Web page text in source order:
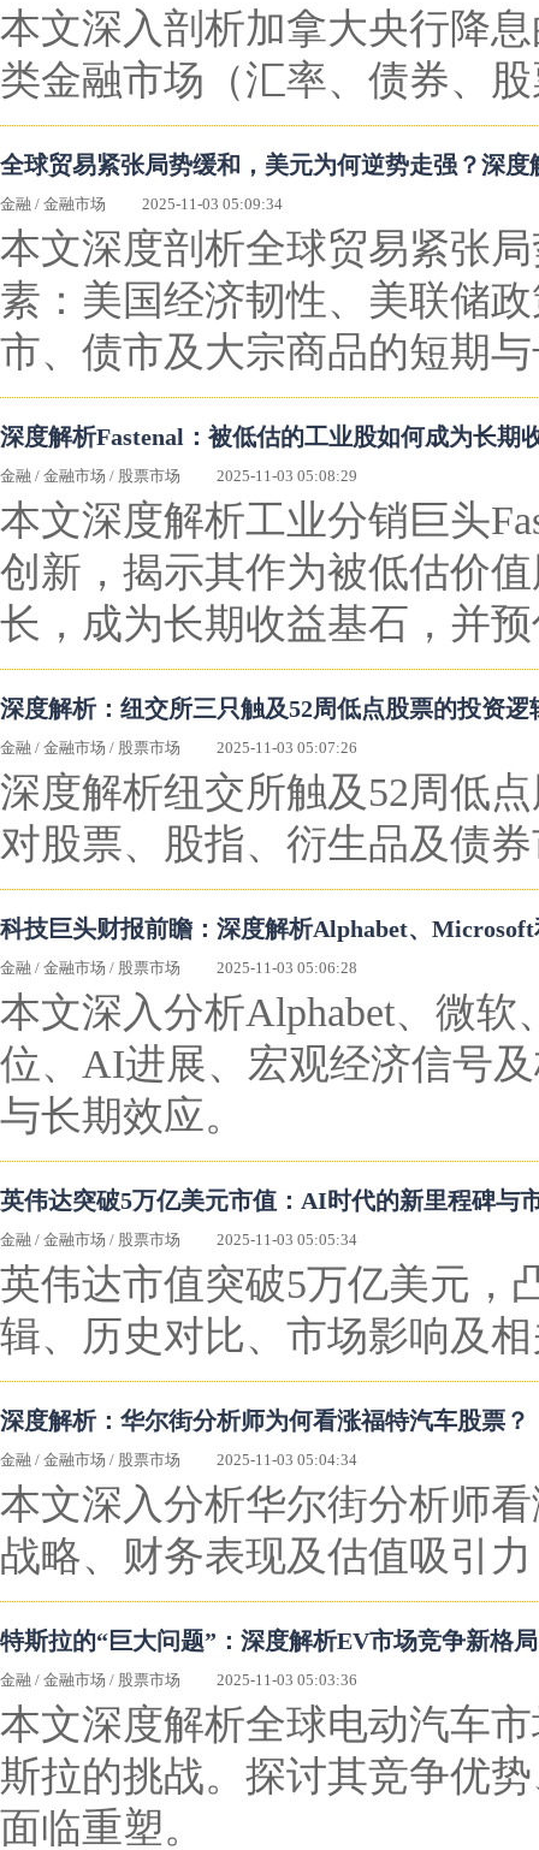
本文深入剖析加拿大央行降
类金融市场（汇率、债券、
全球贸易紧张局势缓和，美元为何逆势走强？深度
金融 / 金融市场 2025-11-03 05:09:34
本文深度剖析全球贸易紧张
素：美国经济韧性、美联储
市、债市及大宗商品的短期
深度解析Fastenal：被低估的工业股如何成为长期
金融 / 金融市场 / 股票市场 2025-11-03 05:08:29
本文深度解析工业分销巨头
创新，揭示其作为被低估价
长，成为长期收益基石，并
深度解析：纽交所三只触及52周低点股票的投资逻
金融 / 金融市场 / 股票市场 2025-11-03 05:07:26
深度解析纽交所触及52周低
对股票、股指、衍生品及债
科技巨头财报前瞻：深度解析Alphabet、
金融 / 金融市场 / 股票市场 2025-11-03 05:06:28
本文深入分析Alphabet、微
位、AI进展、宏观经济信号
与长期效应。
英伟达突破5万亿美元市值：AI时代的新里程碑与
金融 / 金融市场 / 股票市场 2025-11-03 05:05:34
英伟达市值突破5万亿美元，
辑、历史对比、市场影响及
深度解析：华尔街分析师为何看涨福特汽车股票？
金融 / 金融市场 / 股票市场 2025-11-03 05:04:34
本文深入分析华尔街分析师
战略、财务表现及估值吸引
特斯拉的“巨大问题”：深度解析EV市场竞争新格局
金融 / 金融市场 / 股票市场 2025-11-03 05:03:36
本文深度解析全球电动汽车
斯拉的挑战。探讨其竞争优
面临重塑。